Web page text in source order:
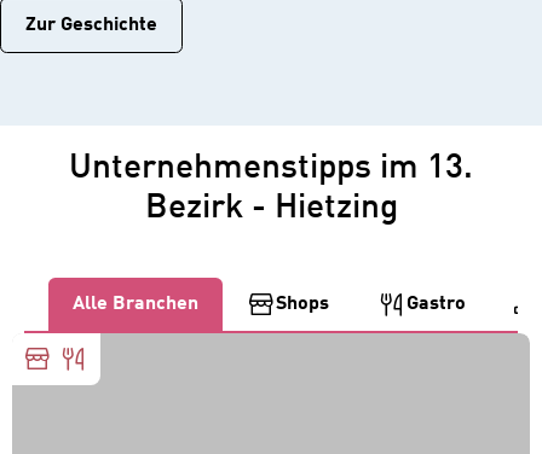
Zur Geschichtе
Unternehmenstipps im 13.
Bezirk - Hietzing
Alle Branchen Shops Gastro